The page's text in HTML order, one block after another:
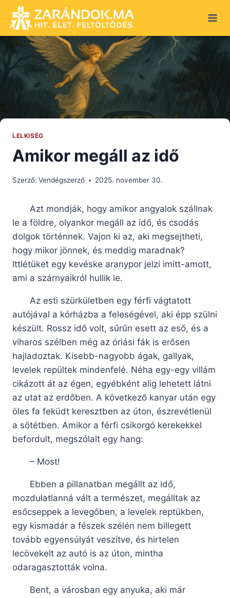
content
LELKISÉG
Amikor megáll az idő
Szerző: Vendégszerző 2025. november 30.
Azt mondják, hogy amikor angyalok szállnak
le a földre, olyankor megáll az idő, és csodás
dolgok történnek. Vajon ki az, aki megsejtheti,
hogy mikor jönnek, és meddig maradnak?
Ittlétüket egy kevéske aranypor jelzi imitt-amott,
ami a szárnyaikról hullik le.
Az esti szürkületben egy férfi vágtatott
autójával a kórházba a feleségével, aki épp szülni
készült. Rossz idő volt, sűrűn esett az eső, és a
viharos szélben még az óriási fák is erősen
hajladoztak. Kisebb-nagyobb ágak, gallyak,
levelek repültek mindenfelé. Néha egy-egy villám
cikázott át az égen, egyébként alig lehetett látni
az utat az erdőben. A következő kanyar után egy
öles fa feküdt keresztben az úton, észrevétlenül
a sötétben. Amikor a férfi csikorgó kerekekkel
befordult, megszólalt egy hang:
– Most!
Ebben a pillanatban megállt az idő,
mozdulatlanná vált a természet, megálltak az
esőcseppek a levegőben, a levelek reptükben,
egy kismadár a fészek szélén nem billegett
tovább egyensúlyát veszítve, és hirtelen
lecövekelt az autó is az úton, mintha
odaragasztották volna.
Bent, a városban egy anyuka, aki már